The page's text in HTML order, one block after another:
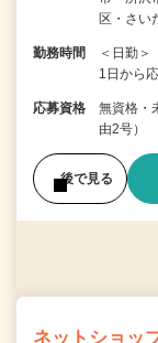
区・さい
勤務時間
＜日勤
1日から
応募資格
無資格・
由2号）
後で見る
ネットショッ